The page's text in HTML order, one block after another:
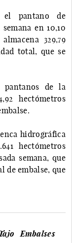
el pantano de
en 10,10
329,79
total, que se
pantanos de la
hectómetros
hidrográfica
hectómetros
semana, que
de embalse, que
Embalses